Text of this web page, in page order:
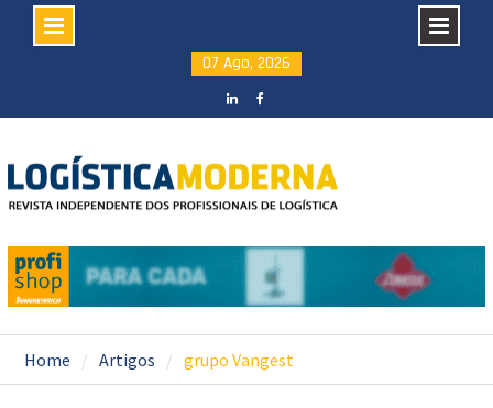
content
07 Ago, 2026
Home Artigos grupo Vangest